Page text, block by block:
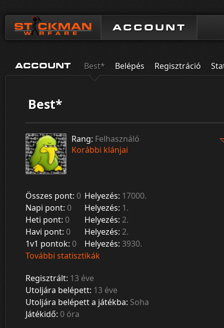
ACCOUNT
ACCOUNT Best* Belépés Regisztráció
Best*
Rang: Felhasználó
Korábbi klánjai
Összes pont: 0 Helyezés: 17000.
Napi pont: 0 Helyezés: 1.
Heti pont: 0 Helyezés: 2.
Havi pont: 0 Helyezés: 2.
1v1 pontok: 0 Helyezés: 3930.
További statisztikák
Regisztrált: 13 éve
Utoljára belépett: 13 éve
Utoljára belépett a játékba: Soha
Játékidő: 0 óra